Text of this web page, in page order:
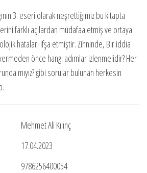
3. eseri olarak neşrettiğimiz bu kitapta
farklı açılardan müdafaa etmiş ve ortaya
hataları ifşa etmiştir. Zihninde, Bir iddia
önce hangi adımlar izlenmelidir? Her
mıyız? gibi sorular bulunan herkesin
Mehmet Ali Kılınç
17.04.2023
9786256400054